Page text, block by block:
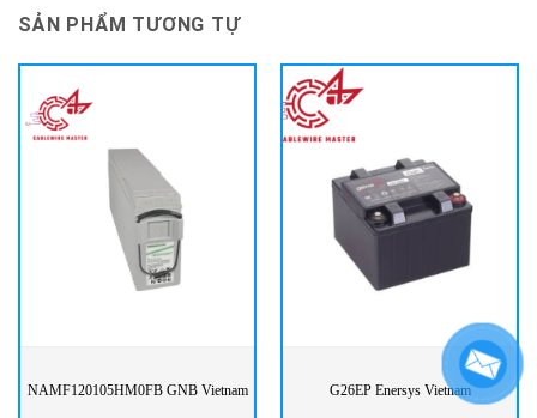
SẢN PHẨM TƯƠNG TỰ
NAMF120105HM0FB GNB Vietnam G26EP Enersys Vietnam